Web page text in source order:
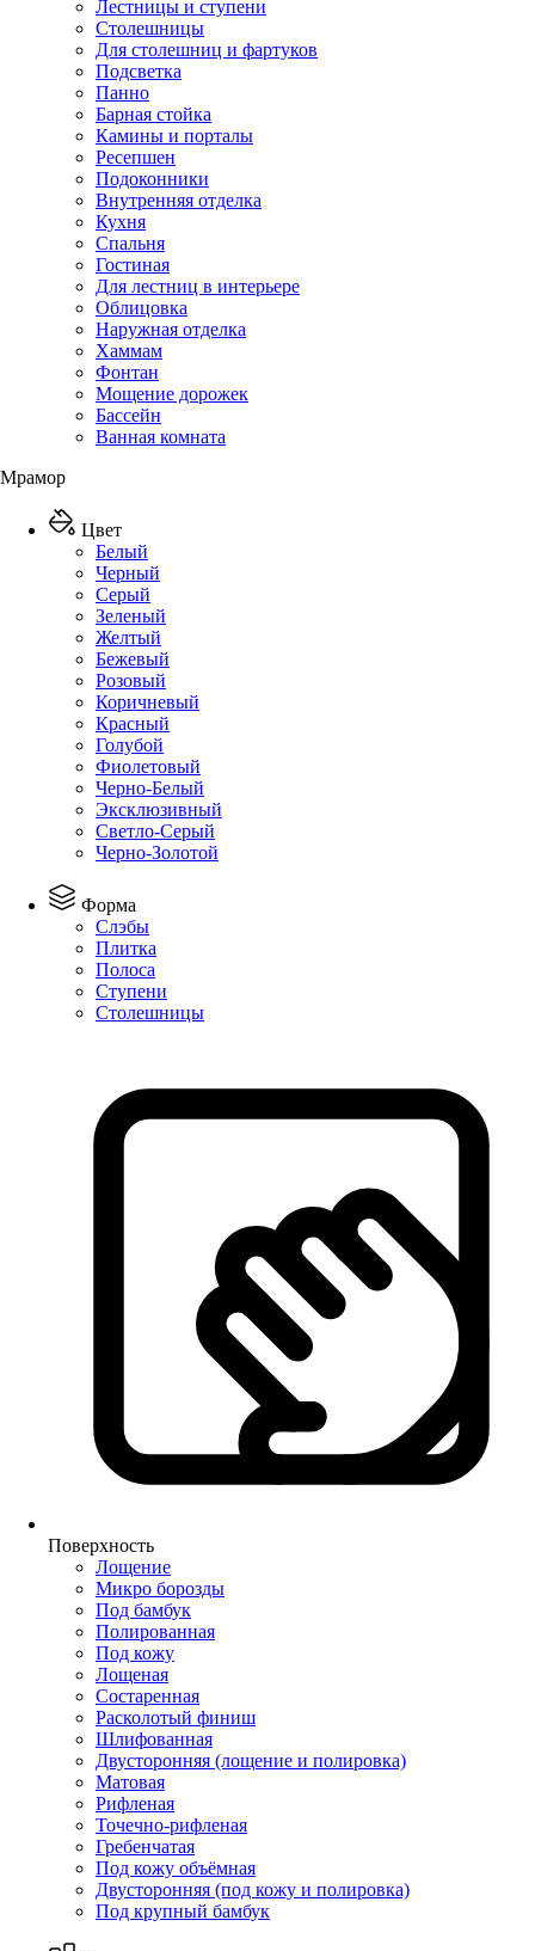
Лестницы и ступени
Столешницы
Для столешниц и фартуков
Подсветка
Панно
Барная стойка
Камины и порталы
Ресепшен
Подоконники
Внутренняя отделка
Кухня
Спальня
Гостиная
Для лестниц в интерьере
Облицовка
Наружная отделка
Хаммам
Фонтан
Мощение дорожек
Бассейн
Ванная комната
Мрамор
Цвет
Белый
Черный
Серый
Зеленый
Желтый
Бежевый
Розовый
Коричневый
Красный
Голубой
Фиолетовый
Черно-Белый
Эксклюзивный
Светло-Серый
Черно-Золотой
Форма
Слэбы
Плитка
Полоса
Ступени
Столешницы
Поверхность
Лощение
Микро борозды
Под бамбук
Полированная
Под кожу
Лощеная
Состаренная
Расколотый финиш
Шлифованная
Двусторонняя (лощение и полировка)
Матовая
Рифленая
Точечно-рифленая
Гребенчатая
Под кожу объёмная
Двусторонняя (под кожу и полировка)
Под крупный бамбук